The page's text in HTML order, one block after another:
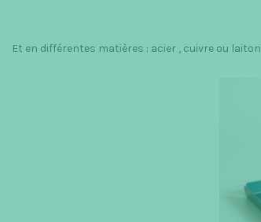
Et en différentes matières : acier , cuivre ou laiton